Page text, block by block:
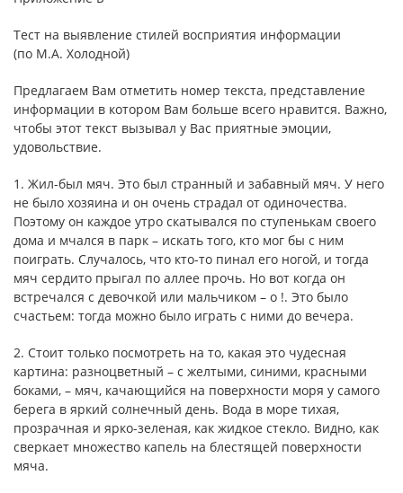
Тест на выявление стилей восприятия информации
(по М.А. Холодной)
Предлагаем Вам отметить номер текста, представление
информации в котором Вам больше всего нравится. Важно,
чтобы этот текст вызывал у Вас приятные эмоции,
удовольствие.
1. Жил-был мяч. Это был странный и забавный мяч. У него
не было хозяина и он очень страдал от одиночества.
Поэтому он каждое утро скатывался по ступенькам своего
дома и мчался в парк – искать того, кто мог бы с ним
поиграть. Случалось, что кто-то пинал его ногой, и тогда
мяч сердито прыгал по аллее прочь. Но вот когда он
встречался с девочкой или мальчиком – о !. Это было
счастьем: тогда можно было играть с ними до вечера.
2. Стоит только посмотреть на то, какая это чудесная
картина: разноцветный – с желтыми, синими, красными
боками, – мяч, качающийся на поверхности моря у самого
берега в яркий солнечный день. Вода в море тихая,
прозрачная и ярко-зеленая, как жидкое стекло. Видно, как
сверкает множество капель на блестящей поверхности
мяча.